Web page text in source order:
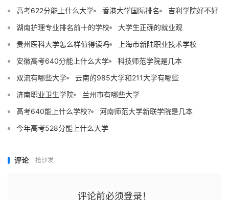
高考622分能上什么大学 香港大学国际排名
吉利学院好不好
湖南护理专业排名前十的学校
大学生正确的就业观
贵州医科大学怎么样值得读吗
上海市新陆职业技术学校
安徽高考640分能上什么大学
科技师范学院是几本
双流有哪些大学
云南的985大学和211大学有哪些
济南职业卫生学院
兰州市有哪些大学
高考640能上什么学校?
河南师范大学新联学院是几本
今年高考528分能上什么大学
评论 抢沙发
评论前必须登录！